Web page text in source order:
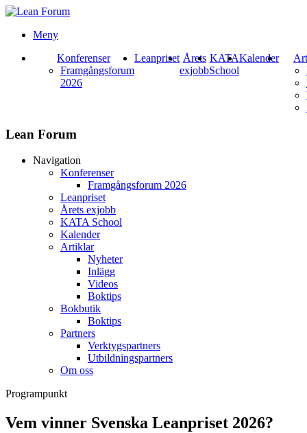
Meny
Konferenser
Framgångsforum
2026
Leanpriset Årets
exjobb
KATA
School
Kalender
Lean Forum
Navigation
Konferenser
Framgångsforum 2026
Leanpriset
Årets exjobb
KATA School
Kalender
Artiklar
Nyheter
Inlägg
Videos
Boktips
Bokbutik
Boktips
Partners
Verktygspartners
Utbildningspartners
Om oss
Programpunkt
Vem vinner Svenska Leanpriset 2026?